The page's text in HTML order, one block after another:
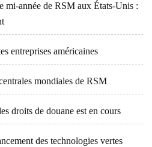
mi-année de RSM aux États-Unis :
entreprises américaines
mondiales de RSM
droits de douane est en cours
des technologies vertes